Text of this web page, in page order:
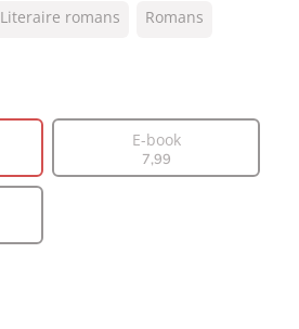
302
Corry van Bree
368
15-09-2020
Literaire romans
Romans
E-book
7,99